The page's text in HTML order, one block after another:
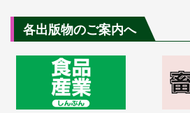
各出版物のご案内へ